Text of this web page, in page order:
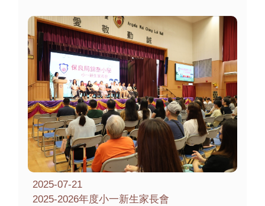
2025-07-21
2025-2026年度小一新生家長會